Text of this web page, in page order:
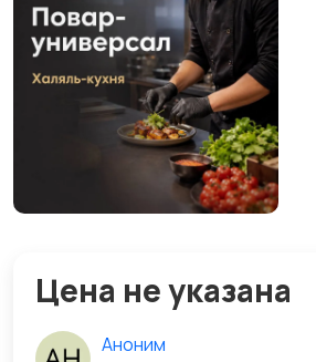
Цена не указана
Аноним